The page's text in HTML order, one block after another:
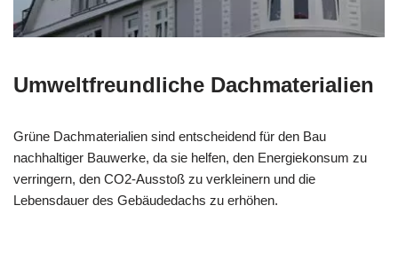
Umweltfreundliche Dachmaterialien
Grüne Dachmaterialien sind entscheidend für den Bau
nachhaltiger Bauwerke, da sie helfen, den Energiekonsum zu
verringern, den CO2-Ausstoß zu verkleinern und die
Lebensdauer des Gebäudedachs zu erhöhen.